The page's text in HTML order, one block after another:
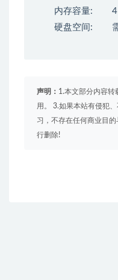
内存容量: 4
硬盘空间: 需
声明： 1.本文部分内容转
用。 3.如果本站有侵犯
习，不存在任何商业目
行删除!